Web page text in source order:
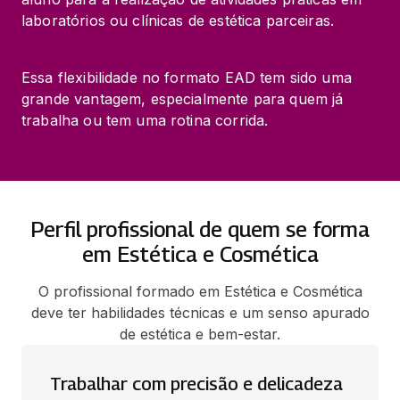
laboratórios ou clínicas de estética parceiras.
Essa flexibilidade no formato EAD tem sido uma
grande vantagem, especialmente para quem já
trabalha ou tem uma rotina corrida.
Perfil profissional de quem se forma
em Estética e Cosmética
O profissional formado em Estética e Cosmética
deve ter habilidades técnicas e um senso apurado
de estética e bem-estar.
Trabalhar com precisão e delicadeza